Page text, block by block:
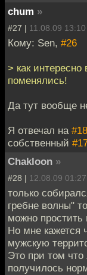
chum »
#27 | 11.08.09 13:10
Кому: Sen, #26
> как
поменялись!
Да тут вообще
Я отвечал на #18
собственный
Chakloon »
#28 | 12.08.09 01:27
только
гребне волны"
можно
Но мне кажется
мужскую
Это при том что
получилось